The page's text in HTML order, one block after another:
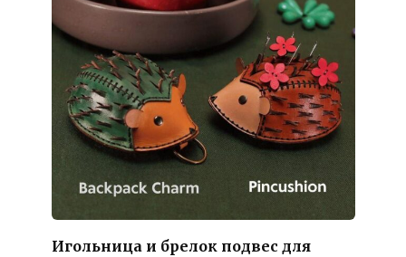
Игольница и брелок подвес для